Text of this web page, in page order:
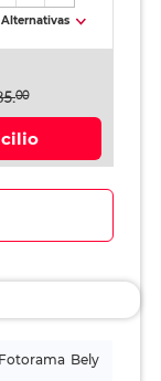
Alternativas
00
Bely